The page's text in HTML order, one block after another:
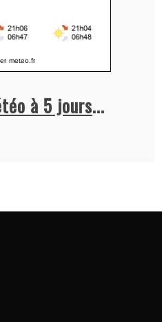
meteo.fr
à 5 jours...